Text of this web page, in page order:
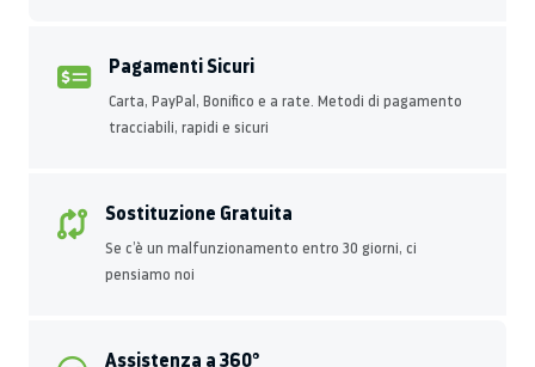
Pagamenti Sicuri
Carta, PayPal, Bonifico e a rate. Metodi di pagamento
tracciabili, rapidi e sicuri
Sostituzione Gratuita
Se c’è un malfunzionamento entro 30 giorni, ci
pensiamo noi
Assistenza a 360°